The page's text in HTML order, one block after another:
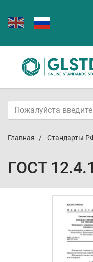
Главная Стандарты
ГОСТ